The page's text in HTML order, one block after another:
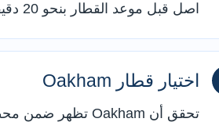
اصل قبل موعد القطار بنحو 20 دقيقة، خصوصًا عند الحاجة إلى شراء تذكرة أو معرفة الرصيف.
اختيار قطار Oakham
تحقق أن Oakham تظهر ضمن محطات القطار، ولا تركب خدمة متجهة شرقًا لا تتوقف فيها.